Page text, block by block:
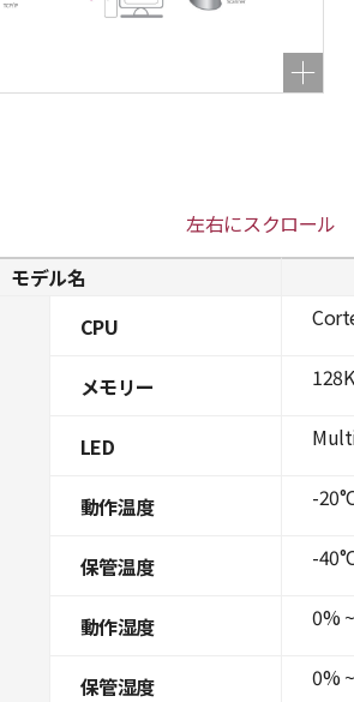
左右にスクロール
モデル名
CPU
メモリー
LED
動作温度
保管温度
動作湿度
保管湿度
-
-
0%
0%